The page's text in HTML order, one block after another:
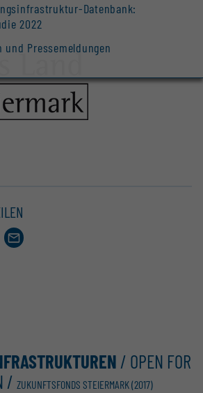
Datenbank:
2022
und Pressemeldungen
E-
Mail
/ OPEN FOR
/ ZUKUNFTSFONDS STEIERMARK (2017)